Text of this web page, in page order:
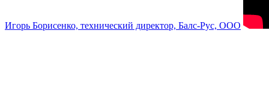
Игорь Борисенко, технический директор, Балс-Рус, ООО